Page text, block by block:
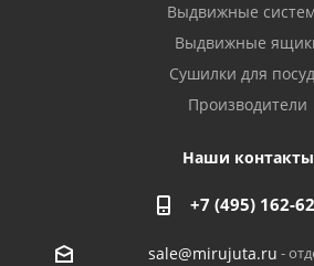
Выдвижные
Выдвижные
Сушилки для
Производители
Наши контакты
+7 (495) 162-
sale@mirujuta.ru -